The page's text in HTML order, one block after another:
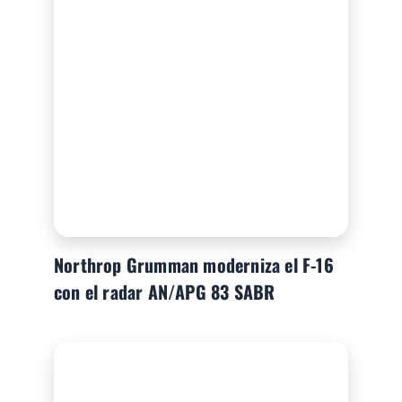
Northrop Grumman moderniza el F-16
con el radar AN/APG 83 SABR